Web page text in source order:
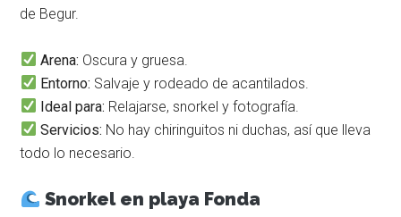
de Begur.
Arena: Oscura y gruesa.
Entorno: Salvaje y rodeado de acantilados.
Ideal para: Relajarse, snorkel y fotografía.
Servicios: No hay chiringuitos ni duchas, así que lleva
todo lo necesario.
Snorkel en playa Fonda